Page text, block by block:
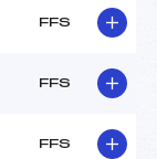
FFS
FFS
FFS